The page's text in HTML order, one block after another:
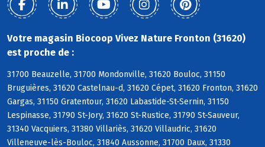
Votre magasin Biocoop Vivez Nature Fronton (31620)
est proche de :
31700 Beauzelle, 31700 Mondonville, 31620 Bouloc, 31150
Bruguières, 31620 Castelnau-d, 31620 Cépet, 31620 Fronton, 31620
Gargas, 31150 Gratentour, 31620 Labastide-St-Sernin, 31150
Lespinasse, 31790 St-Jory, 31620 St-Rustice, 31790 St-Sauveur,
31340 Vacquiers, 31380 Villariès, 31620 Villaudric, 31620
Villeneuve-lès-Bouloc, 31840 Aussonne, 31700 Daux, 31330